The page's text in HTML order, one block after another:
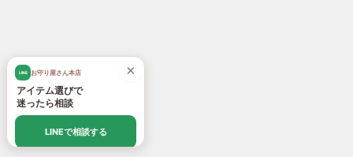
×
LINE お守り屋さん本店
アイテム選びで
迷ったら相談
LINEで相談する